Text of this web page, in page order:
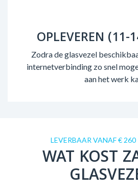
OPLEVEREN (11-
Zodra de glasvezel
internetverbinding zo snel
aan het werk
LEVERBAAR VANAF € 260
WAT KOST